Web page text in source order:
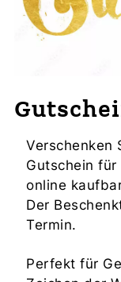
Verschenken
Gutschein für
online
Der
Termin.
Perfekt für